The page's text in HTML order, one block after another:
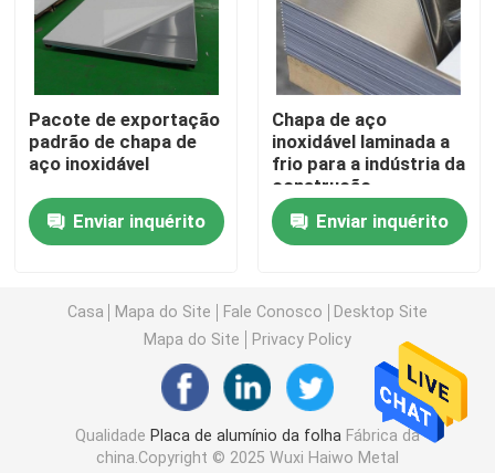
Placa da folha do aço carbono
Placa de cobre da folha
Barra redonda de alumínio
tira de alumínio da bobina
Tubo de alumínio da tubulação
Tubos de aço carbono
Pacote de exportação
padrão de chapa de
aço inoxidável
Enviar inquérito
Chapa de aço
inoxidável laminada a
frio para a indústria da
construção
Enviar inquérito
Casa Mapa do Site Fale Conosco
Desktop Site
Mapa do Site
Privacy Policy
Qualidade Placa de alumínio da folha Fábrica da
china.Copyright © 2025 Wuxi Haiwo Metal